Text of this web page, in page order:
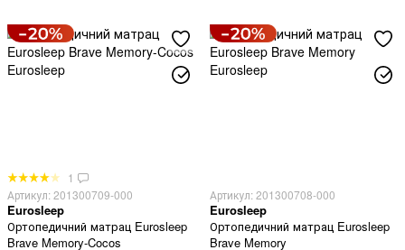
1
Артикул: 201300709-000
Eurosleep
Ортопедичний матрац Eurosleep
Brave Memory-Cocos
Артикул: 201300708-000
Eurosleep
Ортопедичний матрац Eurosleep
Brave Memory